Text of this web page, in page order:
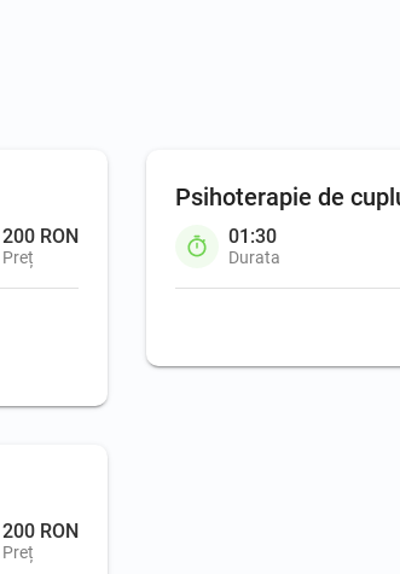
200 RON
Preț
Psihoterapie de
01:30
Durata
200 RON
Preț